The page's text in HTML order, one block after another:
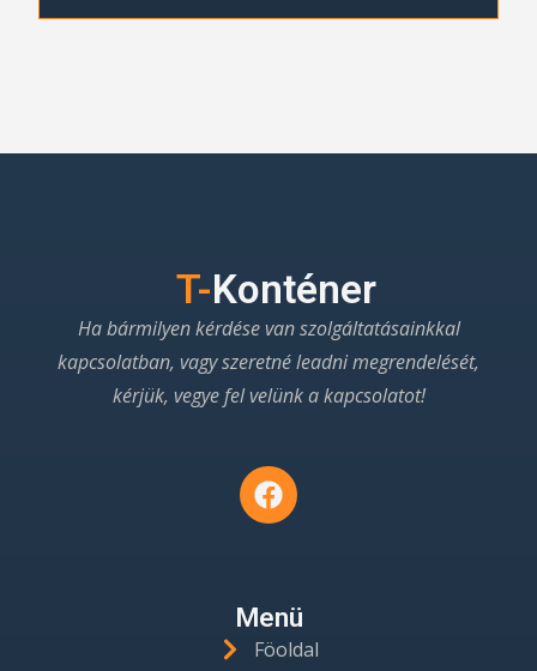
T-Konténer
Ha bármilyen kérdése van szolgáltatásainkkal
kapcsolatban, vagy szeretné leadni megrendelését,
kérjük, vegye fel velünk a kapcsolatot!
Menü
Föoldal